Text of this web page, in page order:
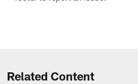
Related Content